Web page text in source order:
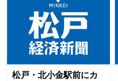
松戸・北小金駅前にカ